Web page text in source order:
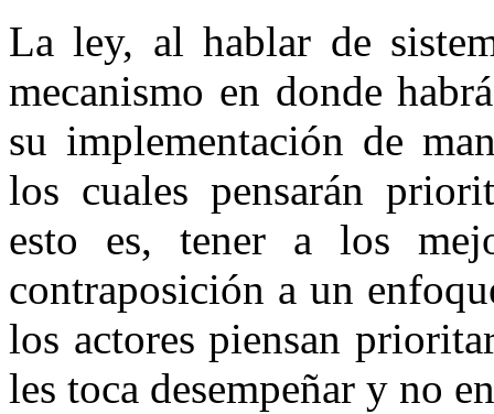
La ley, al hablar de
mecanismo en donde
su implementación de
los cuales pensarán
esto es, tener a los
contraposición a un
los actores piensan
les toca desempeñar y no